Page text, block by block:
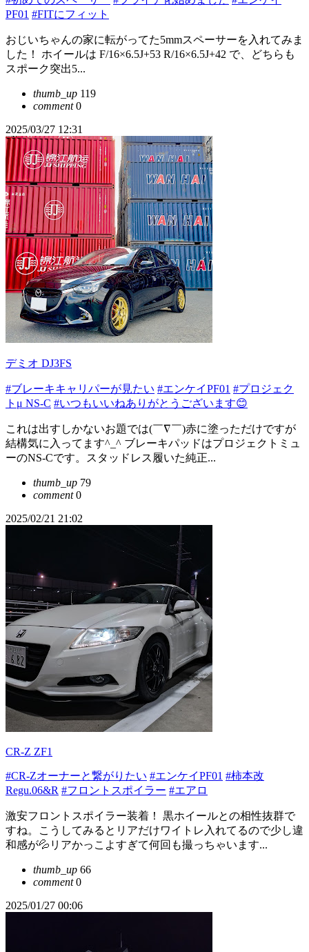
PF01 #FITにフィット
おじいちゃんの家に転がってた5mmスペーサーを入れてみま
した！ ホイールは F/16×6.5J+53 R/16×6.5J+42 で、どちらも
スポーク突出5...
thumb_up 119
comment0
2025/03/27 12:31
デミオ DJ3FS
#ブレーキキャリパーが見たい #エンケイPF01 #プロジェク
トμ NS-C #いつもいいねありがとうございます😊
これは出すしかないお題では(￣∇￣)赤に塗っただけですが
結構気に入ってます^_^ ブレーキパッドはプロジェクトミュ
ーのNS-Cです。スタッドレス履いた純正...
thumb_up 79
comment0
2025/02/21 21:02
CR-Z ZF1
#CR-Zオーナーと繋がりたい #エンケイPF01 #柿本改
Regu.06&R #フロントスポイラー #エアロ
激安フロントスポイラー装着！ 黒ホイールとの相性抜群で
すね。こうしてみるとリアだけワイトレ入れてるので少し違
和感が💦リアかっこよすぎて何回も撮っちゃいます...
thumb_up 66
comment0
2025/01/27 00:06